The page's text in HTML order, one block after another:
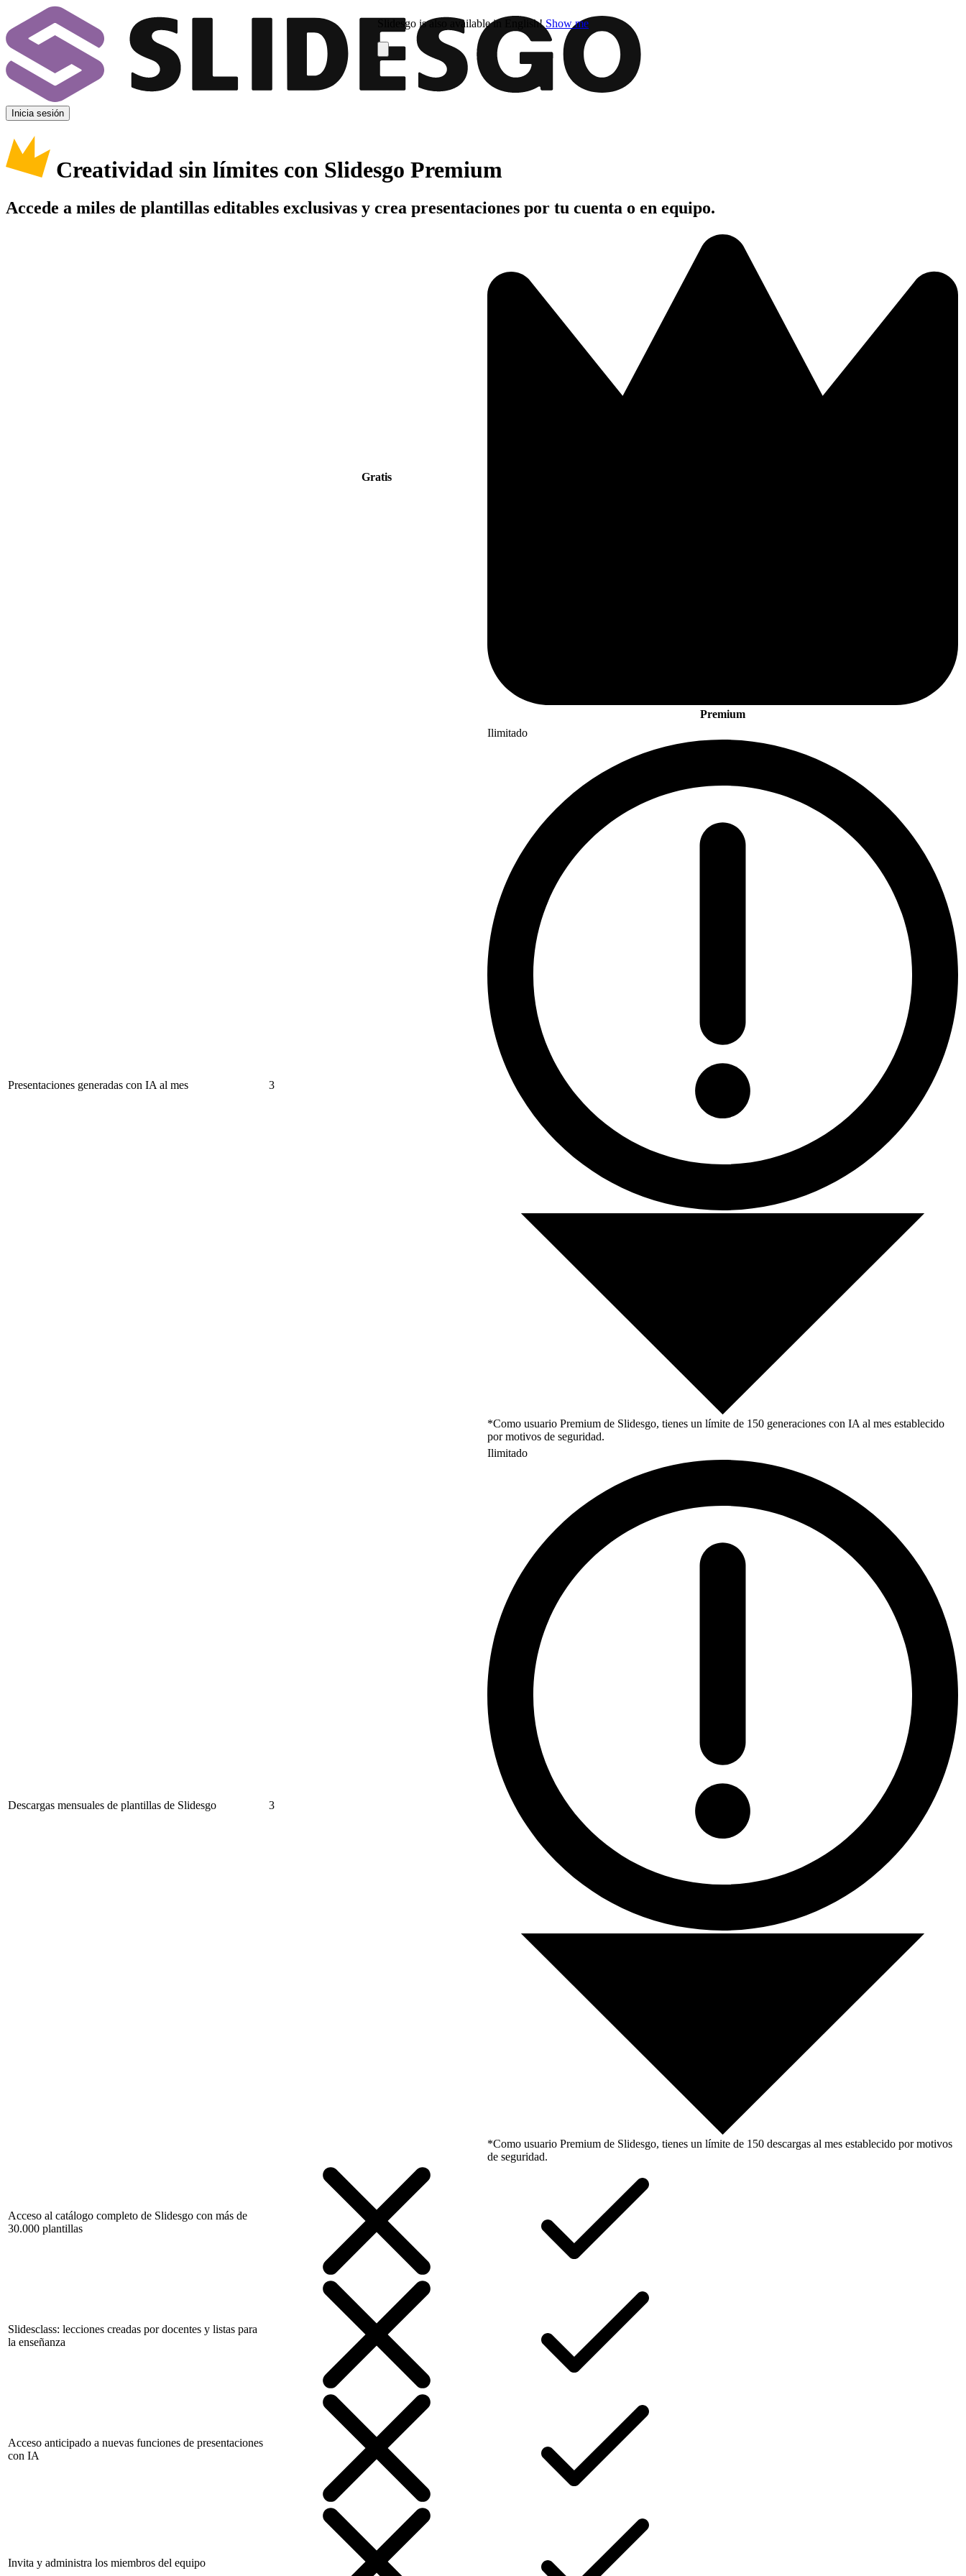
Slidesgo is also available in English! Show me
Inicia sesión
Creatividad sin límites con Slidesgo Premium
Accede a miles de plantillas editables exclusivas y crea presentaciones por tu cuenta o en equipo.
Gratis
Premium
Presentaciones generadas con IA al mes 3
Ilimitado
*Como usuario Premium de Slidesgo, tienes un límite de 150 generaciones con IA al mes establecido
por motivos de seguridad.
Descargas mensuales de plantillas de Slidesgo 3
Ilimitado
*Como usuario Premium de Slidesgo, tienes un límite de 150 descargas al mes establecido por motivos
de seguridad.
Acceso al catálogo completo de Slidesgo con más de
30.000 plantillas
Slidesclass: lecciones creadas por docentes y listas para
la enseñanza
Acceso anticipado a nuevas funciones de presentaciones
con IA
Invita y administra los miembros del equipo